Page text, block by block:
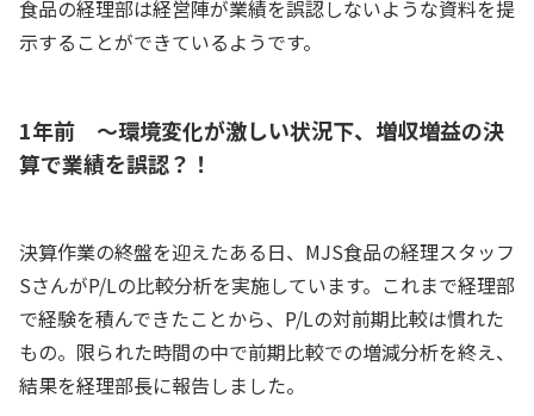
食品の経理部は経営陣が業績を誤認しないような資料を提
示することができているようです。
1年前 ～環境変化が激しい状況下、増収増益の決
算で業績を誤認？！
決算作業の終盤を迎えたある日、MJS食品の経理スタッフ
SさんがP/Lの比較分析を実施しています。これまで経理部
で経験を積んできたことから、P/Lの対前期比較は慣れた
もの。限られた時間の中で前期比較での増減分析を終え、
結果を経理部長に報告しました。